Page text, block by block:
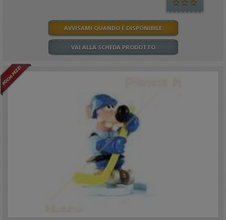
AVVISAMI QUANDO È DISPONIBILE
VAI ALLA SCHEDA PRODOTTO